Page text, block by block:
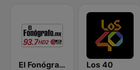
El Fonógrafo HD2 Los 40